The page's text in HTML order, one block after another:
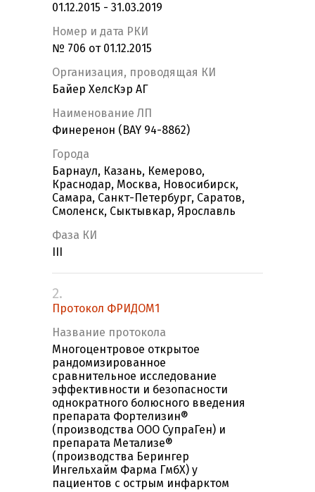
01.12.2015 - 31.03.2019
Номер и дата РКИ
№ 706 от 01.12.2015
Организация, проводящая КИ
Байер ХелсКэр АГ
Наименование ЛП
Финеренон (BAY 94-8862)
Города
Барнаул, Казань, Кемерово,
Краснодар, Москва, Новосибирск,
Самара, Санкт-Петербург, Саратов,
Смоленск, Сыктывкар, Ярославль
Фаза КИ
2.
Протокол ФРИДОМ1
Название протокола
Многоцентровое открытое
рандомизированное
сравнительное исследование
эффективности и безопасности
однократного болюсного введения
препарата Фортелизин®
(производства ООО СупраГен) и
препарата Метализе®
(производства Берингер
Ингельхайм Фарма ГмбХ) у
пациентов с острым инфарктом